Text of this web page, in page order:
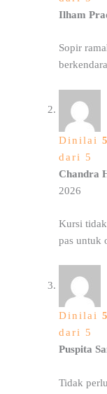
Ilham
Sopir
Dinilai 5
dari 5
Chandra
2026
Kursi
pas untuk
Dinilai 5
dari 5
Puspita
Tidak